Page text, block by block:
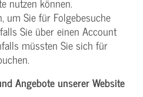
um Sie für Folgebesuche
Sie über einen Account
müssten Sie sich für
Angebote unserer Website